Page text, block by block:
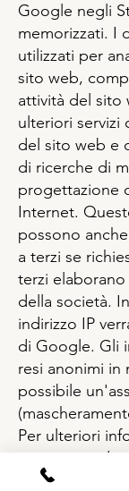
Google negli
memorizzati. I
utilizzati per
sito web,
attività del sito
ulteriori servizi
del sito web e
di ricerche di
progettazione
Internet.
possono
a terzi se
terzi
della società.
indirizzo IP
di Google. Gli
resi anonimi in
possibile
Per ulteriori
protezione
impostazioni